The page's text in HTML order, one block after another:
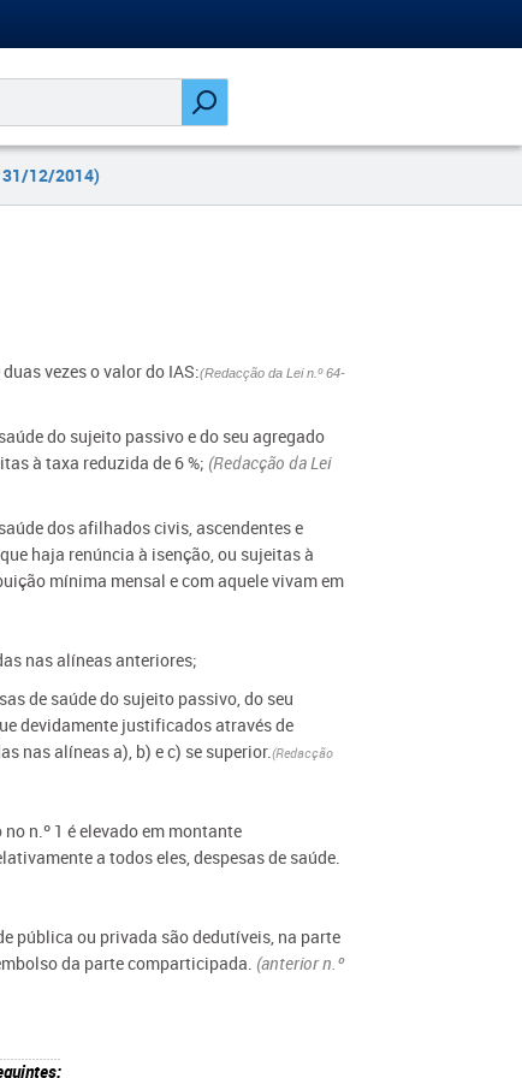
31/12/2014)
vezes o valor do IAS:(Redacção da Lei n.º 64-
do sujeito passivo e do seu agregado
à taxa reduzida de 6 %; (Redacção da Lei
dos afilhados civis, ascendentes e
haja renúncia à isenção, ou sujeitas à
mínima mensal e com aquele vivam em
nas alíneas anteriores;
de saúde do sujeito passivo, do seu
devidamente justificados através de
nas alíneas a), b) e c) se superior.(Redacção
n.º 1 é elevado em montante
a todos eles, despesas de saúde.
pública ou privada são dedutíveis, na parte
da parte comparticipada. (anterior n.º